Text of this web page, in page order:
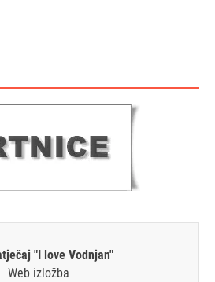
"I love Vodnjan"
Web izložba